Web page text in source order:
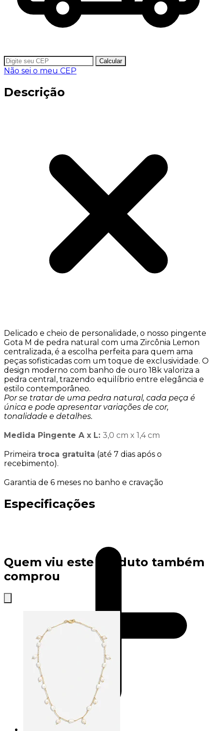
Calcular
Não sei o meu CEP
Descrição
Delicado e cheio de personalidade, o nosso pingente
Gota M de pedra natural com uma Zircônia Lemon
centralizada, é a escolha perfeita para quem ama
peças sofisticadas com um toque de exclusividade. O
design moderno com banho de ouro 18k valoriza a
pedra central, trazendo equilíbrio entre elegância e
estilo contemporâneo.
Por se tratar de uma pedra natural, cada peça é
única e pode apresentar variações de cor,
tonalidade e detalhes.
Medida Pingente A x L: 3,0 cm x 1,4 cm
Primeira troca gratuita (até 7 dias após o
recebimento).
Garantia de 6 meses no banho e cravação
Especificações
Quem viu este produto também
comprou